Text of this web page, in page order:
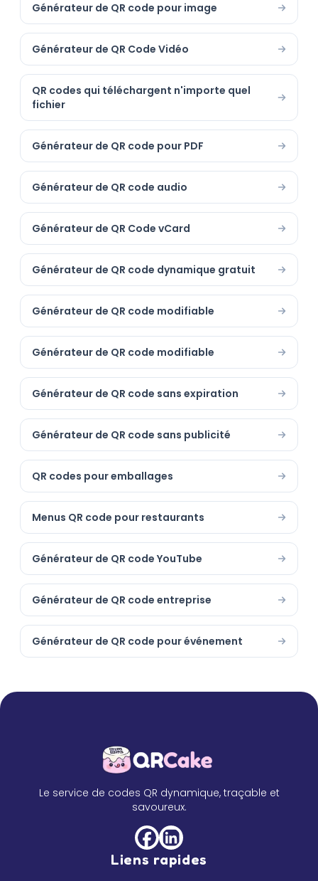
Générateur de QR code pour image
Générateur de QR Code Vidéo
QR codes qui téléchargent n'importe quel
fichier
Générateur de QR code pour PDF
Générateur de QR code audio
Générateur de QR Code vCard
Générateur de QR code dynamique gratuit
Générateur de QR code modifiable
Générateur de QR code modifiable
Générateur de QR code sans expiration
Générateur de QR code sans publicité
QR codes pour emballages
Menus QR code pour restaurants
Générateur de QR code YouTube
Générateur de QR code entreprise
Générateur de QR code pour événement
Le service de codes QR dynamique, traçable et
savoureux.
Liens rapides